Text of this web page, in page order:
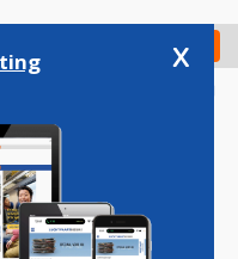
Check in
x